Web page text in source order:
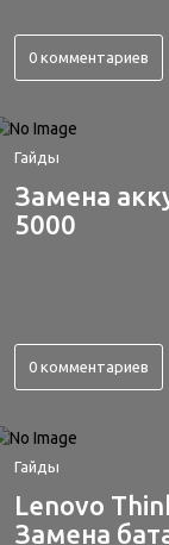
0 комментариев
Гайды
Замена
5000
0 комментариев
Гайды
Lenovo
Замена